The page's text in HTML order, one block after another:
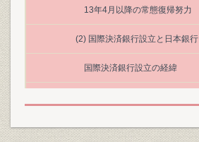
13年4月以降の常態復帰努力
(2) 国際決済銀行設立と日本銀行
国際決済銀行設立の経緯